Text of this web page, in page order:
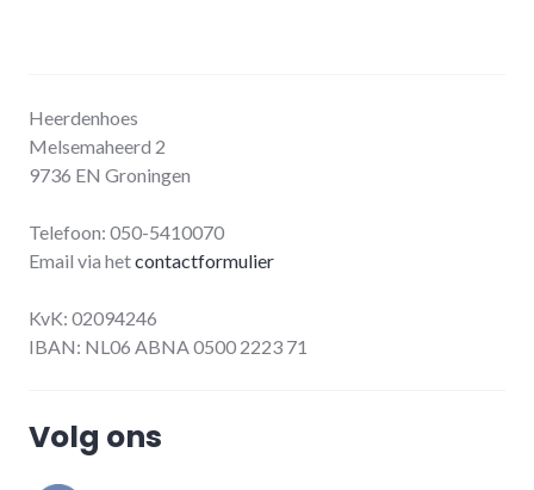
Heerdenhoes
Melsemaheerd 2
9736 EN Groningen
Telefoon: 050-5410070
Email via hetcontactformulier
KvK: 02094246
IBAN: NL06 ABNA 0500 2223 71
Volg ons